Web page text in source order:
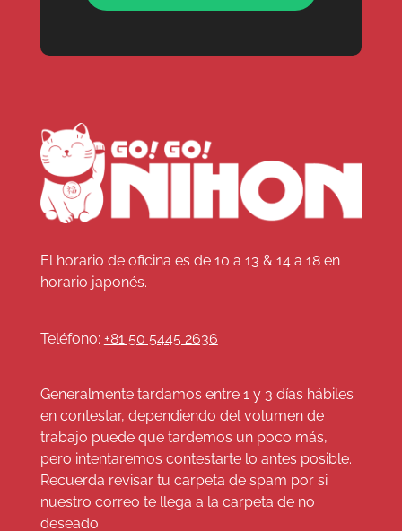
El horario de oficina es de 10 a 13 & 14 a 18 en
horario japonés.
Teléfono: +81 50 5445 2636
Generalmente tardamos entre 1 y 3 días hábiles
en contestar, dependiendo del volumen de
trabajo puede que tardemos un poco más,
pero intentaremos contestarte lo antes posible.
Recuerda revisar tu carpeta de spam por si
nuestro correo te llega a la carpeta de no
deseado.